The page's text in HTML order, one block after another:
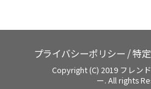
プライバシーポリシー /特
Copyright (C) 2019 フレン
ー. All rights